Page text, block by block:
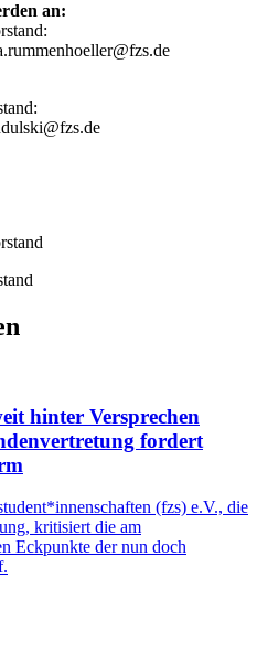
an:
hinter Versprechen
fordert
(fzs) e.V., die
kritisiert die am
Eckpunkte der nun doch